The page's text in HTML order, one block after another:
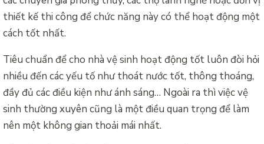
thiết kế thi công để chức năng này có thể hoạt động một
cách tốt nhất.
Tiêu chuẩn để cho nhà vệ sinh hoạt động tốt luôn đòi hỏi
nhiều đến các yếu tố như thoát nước tốt, thông thoáng,
đầy đủ các điều kiện như ánh sáng… Ngoài ra thì việc vệ
sinh thường xuyên cũng là một điều quan trọng để làm
nên một không gian thoải mái nhất.